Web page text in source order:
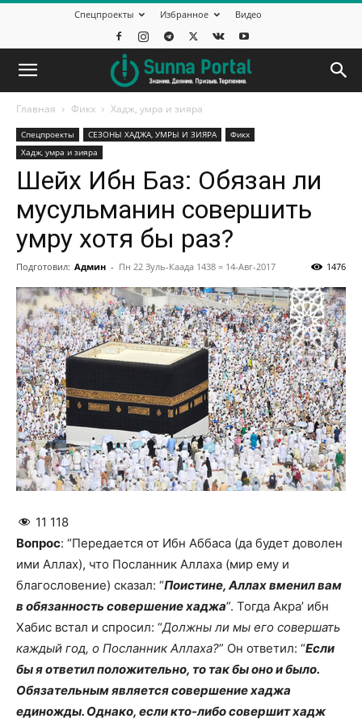
Спецпроекты Избранное Видео
Главная Фикх Хадж, умра и зияра
Спецпроекты СЕЗОНЫ ХАДЖА, УМРЫ И ЗИЯРА
Фикх
Хадж, умра и зияра
Шейх Ибн Баз: Обязан ли
мусульманин совершить
умру хотя бы раз?
Подготовил: Админ - Пн 22 Зуль-Каада 1438 = 14-Авг-2017 1476
11 118
Вопрос: “Передается от Ибн Аббаса (да будет доволен
ими Аллах), что Посланник Аллаха (мир ему и
благословение) сказал: “Поистине, Аллах вменил вам
в обязанность совершение хаджа”. Тогда Акра’ ибн
Хабис встал и спросил: “Должны ли мы его совершать
каждый год, о Посланник Аллаха?” Он ответил: “Если
бы я ответил положительно, то так бы оно и было.
Обязательным является совершение хаджа
единожды. Однако, если кто-либо совершит хадж